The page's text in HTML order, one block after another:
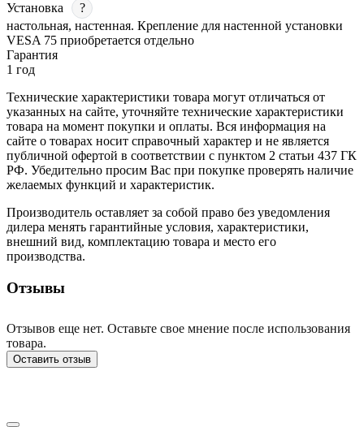
Установка
?
настольная, настенная. Крепление для настенной установки
VESA 75 приобретается отдельно
Гарантия
1 год
Технические характеристики товара могут отличаться от
указанных на сайте, уточняйте технические характеристики
товара на момент покупки и оплаты. Вся информация на
сайте о товарах носит справочный характер и не является
публичной офертой в соответствии с пунктом 2 статьи 437 ГК
РФ. Убедительно просим Вас при покупке проверять наличие
желаемых функций и характеристик.
Производитель оставляет за собой право без уведомления
дилера менять гарантийные условия, характеристики,
внешний вид, комплектацию товара и место его
производства.
Отзывы
Отзывов еще нет. Оставьте свое мнение после использования
товара.
Оставить отзыв